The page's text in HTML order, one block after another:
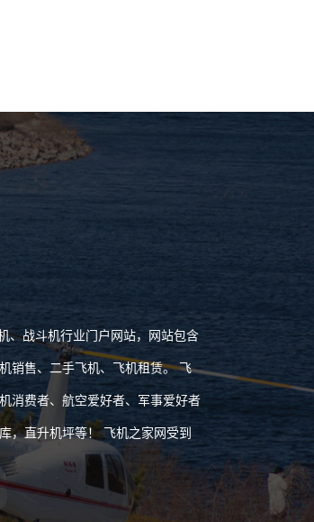
战斗机行业门户网站，网站包含
销售、二手飞机、飞机租赁。 飞
消费者、航空爱好者、军事爱好者
，直升机坪等！ 飞机之家网受到